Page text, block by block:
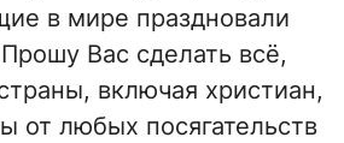
в мире праздновали
Вас сделать всё,
включая христиан,
от любых посягательств